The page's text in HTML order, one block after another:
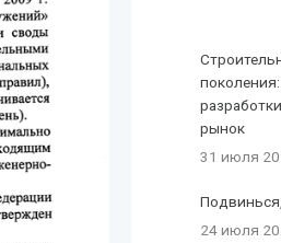
рынок
31 июля
24 июля